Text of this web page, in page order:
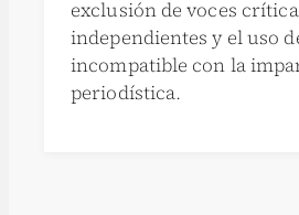
exclusión de voces
independientes y el uso
incompatible con la
periodística.